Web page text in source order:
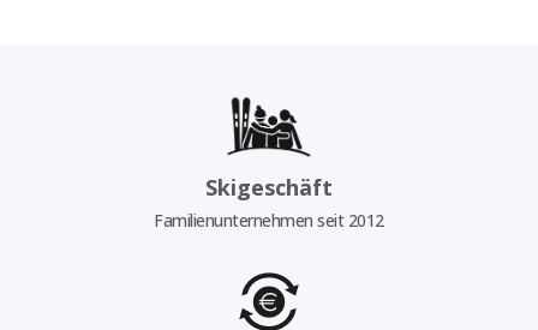
Skigeschäft
Familienunternehmen seit 2012